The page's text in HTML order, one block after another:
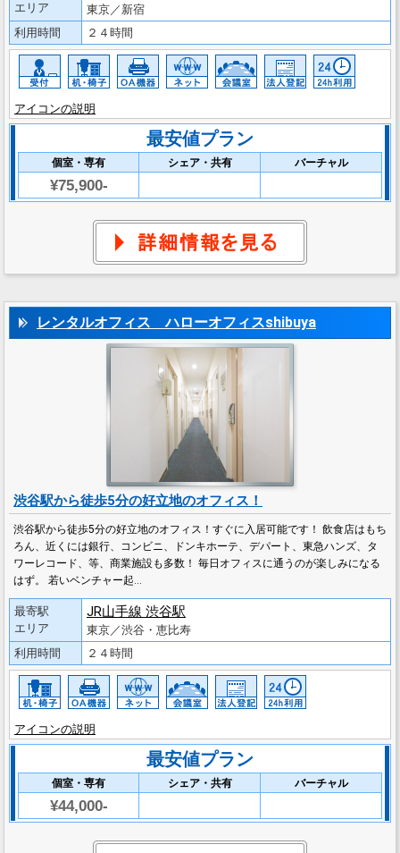
エリア
東京／新宿
利用時間
２４時間
アイコンの説明
最安値プラン
個室・専有 シェア・共有 バーチャル
¥75,900-
レンタルオフィス ハローオフィスshibuya
渋谷駅から徒歩5分の好立地のオフィス！
渋谷駅から徒歩5分の好立地のオフィス！すぐに入居可能です！ 飲食店はもち
ろん、近くには銀行、コンビニ、ドンキホーテ、デパート、東急ハンズ、タ
ワーレコード、等、商業施設も多数！ 毎日オフィスに通うのが楽しみになる
はず。 若いベンチャー起…
最寄駅
エリア
JR山手線 渋谷駅
東京／渋谷・恵比寿
利用時間
２４時間
アイコンの説明
最安値プラン
個室・専有 シェア・共有 バーチャル
¥44,000-